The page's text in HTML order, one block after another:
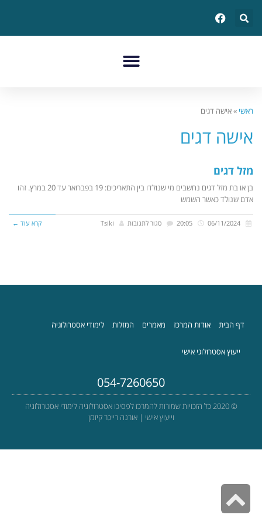
ראשי »אישה דגים
אישה דגים
מזל דגים
בן או בת מזל דגים נחשבים מי שנולדו בין התאריכים: 19 בפברואר עד 20 במרץ. זהו
אדם שנולד כאשר השמש
סגור לתגובות Tsiki קרא עוד ←
דף הבית אודות המרכז מאמרים המזלות לימודי אסטרולוגיה
ייעוץ אסטרולוגי אישי
054-7260650
© 2020 כל הזכויות שמורות להמרכז לפסיכו אסטרולוגיה לימודי אסטרולוגיה
וייעוץ אישי | אורנה רייכר קיזמן
גלילה
לראש